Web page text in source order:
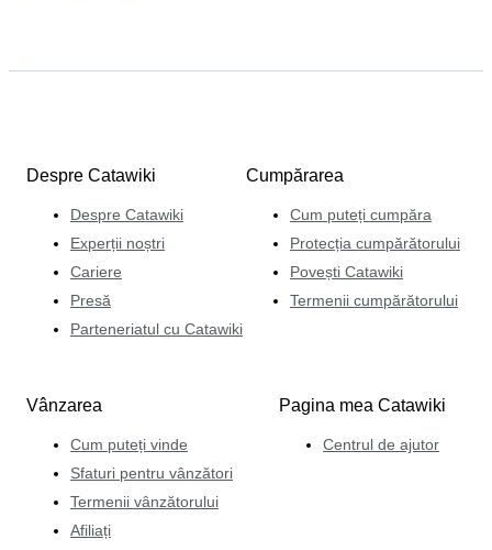
Despre Catawiki
Despre Catawiki
Experții noștri
Cariere
Presă
Parteneriatul cu Catawiki
Cumpărarea
Cum puteți cumpăra
Protecția cumpărătorului
Povești Catawiki
Termenii cumpărătorului
Vânzarea
Cum puteți vinde
Sfaturi pentru vânzători
Termenii vânzătorului
Afiliați
Pagina mea Catawiki
Centrul de ajutor